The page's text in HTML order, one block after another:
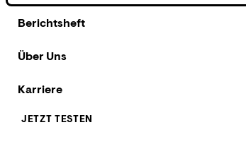
Berichtsheft
Über Uns
Karriere
JETZT TESTEN